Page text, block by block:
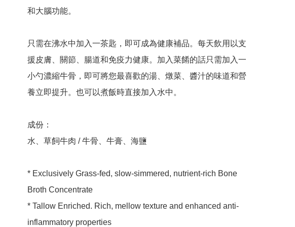
和大腦功能。
只需在沸水中加入一茶匙，即可成為健康補品。每天飲用以支
援皮膚、關節、腸道和免疫力健康。加入菜餚的話只需加入一
小勺濃縮牛骨，即可將您最喜歡的湯、燉菜、醬汁的味道和營
養立即提升。也可以煮飯時直接加入水中。
成份：
水、草飼牛肉 / 牛骨、牛膏、海鹽
* Exclusively Grass-fed, slow-simmered, nutrient-rich Bone
Broth Concentrate
* Tallow Enriched. Rich, mellow texture and enhanced anti-
inflammatory properties